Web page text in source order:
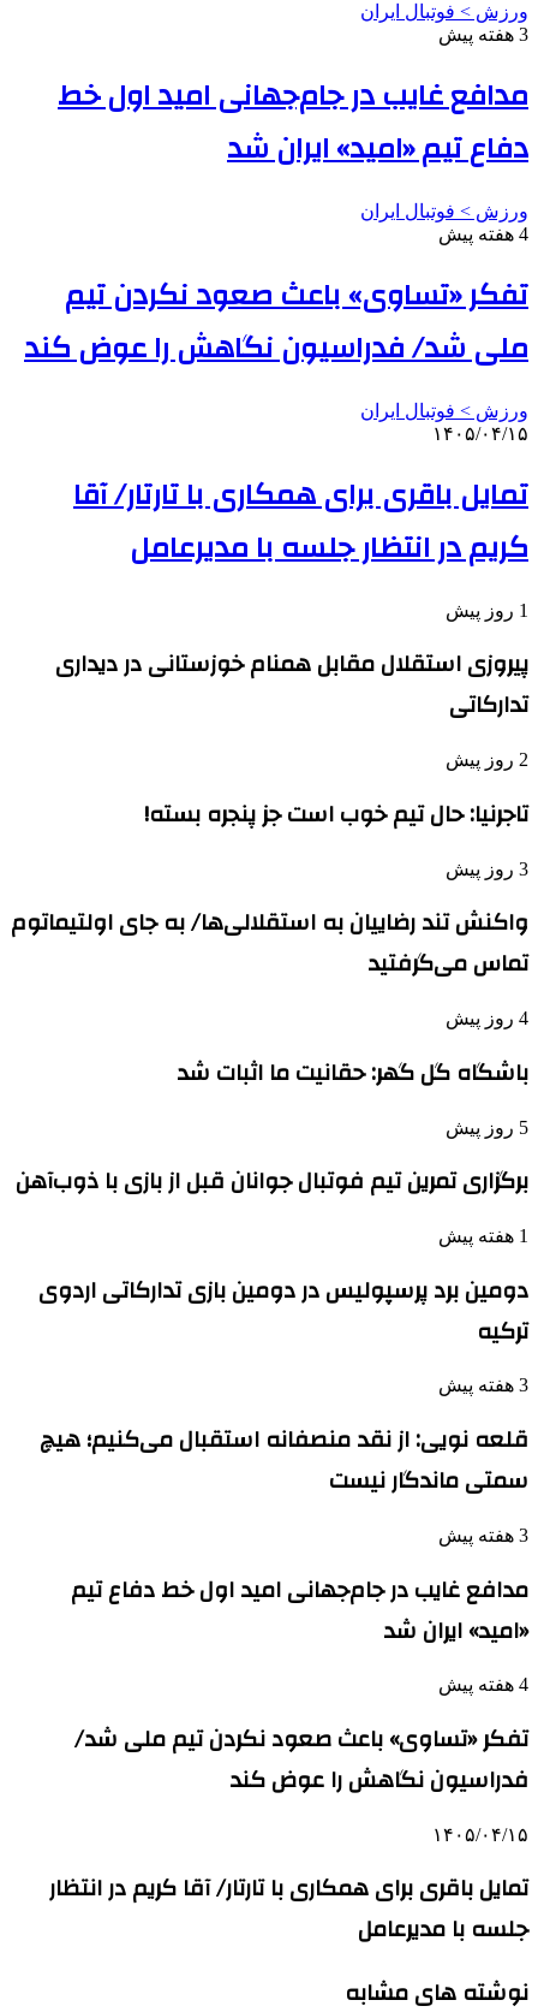
ورزش > فوتبال ایران
3 هفته پیش
مدافع غایب در جام‌جهانی امید اول خط
دفاع تیم «امید» ایران شد
ورزش > فوتبال ایران
4 هفته پیش
تفکر «تساوی» باعث صعود نکردن تیم
ملی شد/ فدراسیون نگاهش را عوض کند
ورزش > فوتبال ایران
۱۴۰۵/۰۴/۱۵
تمایل باقری برای همکاری با تارتار/ آقا
کریم در انتظار جلسه با مدیرعامل
1 روز پیش
پیروزی استقلال مقابل همنام خوزستانی در دیداری
تدارکاتی
2 روز پیش
تاجرنیا: حال تیم خوب است جز پنجره بسته!
3 روز پیش
واکنش تند رضاییان به استقلالی‌ها/ به جای اولتیماتوم
تماس می‌گرفتید
4 روز پیش
باشگاه گل گهر: حقانیت ما اثبات شد
5 روز پیش
برگزاری تمرین تیم فوتبال جوانان قبل از بازی با ذوب‌آهن
1 هفته پیش
دومین برد پرسپولیس در دومین بازی تدارکاتی اردوی
ترکیه
3 هفته پیش
قلعه نویی: از نقد منصفانه استقبال می‌کنیم؛ هیچ
سمتی ماندگار نیست
3 هفته پیش
مدافع غایب در جام‌جهانی امید اول خط دفاع تیم
«امید» ایران شد
4 هفته پیش
تفکر «تساوی» باعث صعود نکردن تیم ملی شد/
فدراسیون نگاهش را عوض کند
۱۴۰۵/۰۴/۱۵
تمایل باقری برای همکاری با تارتار/ آقا کریم در انتظار
جلسه با مدیرعامل
نوشته های مشابه